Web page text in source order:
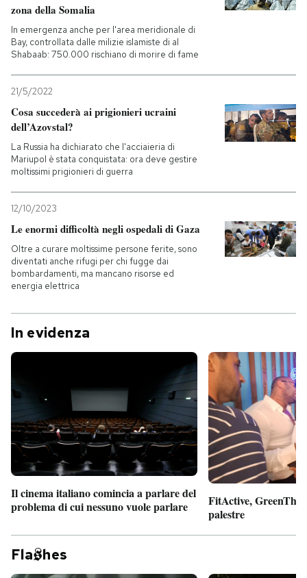
zona della Somalia
In emergenza anche per l'area meridionale di
Bay, controllata dalle milizie islamiste di al
Shabaab: 750.000 rischiano di morire di fame
21/5/2022
Cosa succederà ai prigionieri ucraini
dell’Azovstal?
La Russia ha dichiarato che l'acciaieria di
Mariupol è stata conquistata: ora deve gestire
moltissimi prigionieri di guerra
12/10/2023
Le enormi difficoltà negli ospedali di Gaza
Oltre a curare moltissime persone ferite, sono
diventati anche rifugi per chi fugge dai
bombardamenti, ma mancano risorse ed
energia elettrica
In evidenza
Il cinema italiano comincia a parlare del
problema di cui nessuno vuole parlare
FitActive,
palestre
Fla hes